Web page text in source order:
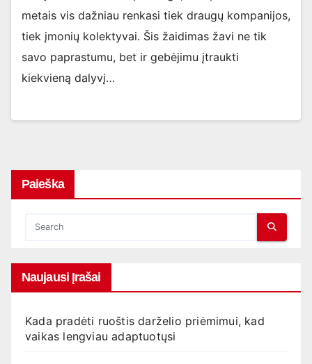
metais vis dažniau renkasi tiek draugų kompanijos,
tiek įmonių kolektyvai. Šis žaidimas žavi ne tik
savo paprastumu, bet ir gebėjimu įtraukti
kiekvieną dalyvį…
Paieška
Naujausi Įrašai
Kada pradėti ruoštis darželio priėmimui, kad
vaikas lengviau adaptuotųsi